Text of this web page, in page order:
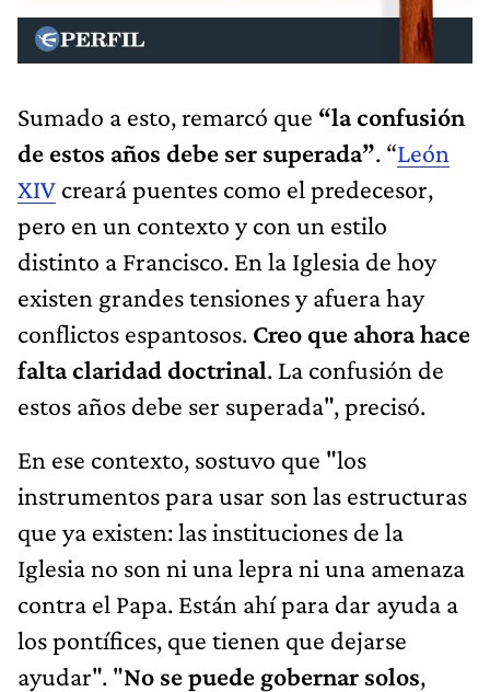
Sumado a esto, remarcó que “la confusión
de estos años debe ser superada”. “León
XIV creará puentes como el predecesor,
pero en un contexto y con un estilo
distinto a Francisco. En la Iglesia de hoy
existen grandes tensiones y afuera hay
conflictos espantosos. Creo que ahora hace
falta claridad doctrinal. La confusión de
estos años debe ser superada", precisó.
En ese contexto, sostuvo que "los
instrumentos para usar son las estructuras
que ya existen: las instituciones de la
Iglesia no son ni una lepra ni una amenaza
contra el Papa. Están ahí para dar ayuda a
los pontífices, que tienen que dejarse
ayudar". "No se puede gobernar solos,